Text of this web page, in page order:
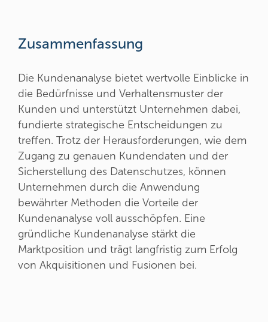
Zusammenfassung
Die Kundenanalyse bietet wertvolle Einblicke in
die Bedürfnisse und Verhaltensmuster der
Kunden und unterstützt Unternehmen dabei,
fundierte strategische Entscheidungen zu
treffen. Trotz der Herausforderungen, wie dem
Zugang zu genauen Kundendaten und der
Sicherstellung des Datenschutzes, können
Unternehmen durch die Anwendung
bewährter Methoden die Vorteile der
Kundenanalyse voll ausschöpfen. Eine
gründliche Kundenanalyse stärkt die
Marktposition und trägt langfristig zum Erfolg
von Akquisitionen und Fusionen bei.